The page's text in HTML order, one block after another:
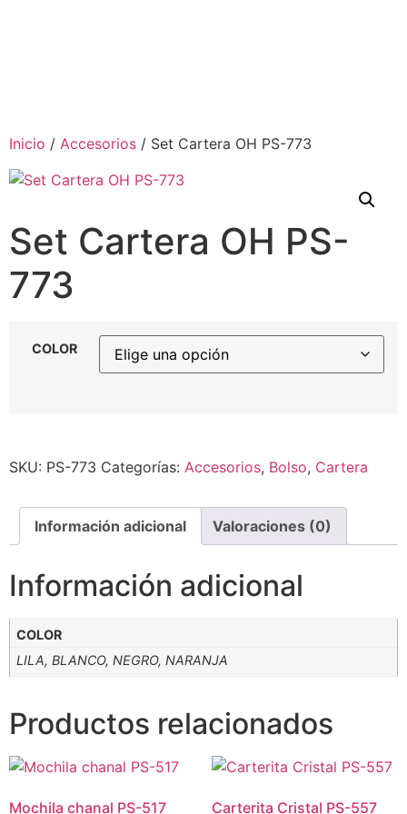
Inicio / Accesorios / Set Cartera OH PS-773
Set Cartera OH PS-
773
COLOR
SKU: PS-773 Categorías: Accesorios, Bolso, Cartera
Información adicional Valoraciones (0)
Información adicional
COLOR
LILA, BLANCO, NEGRO, NARANJA
Productos relacionados
Mochila chanal PS-517 Carterita Cristal PS-557